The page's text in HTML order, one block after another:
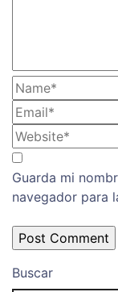
Guarda mi
navegador para
Buscar